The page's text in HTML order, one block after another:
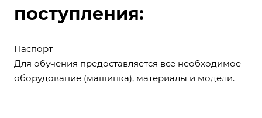
поступления:
Паспорт
Для обучения предоставляется все необходимое
оборудование (машинка), материалы и модели.